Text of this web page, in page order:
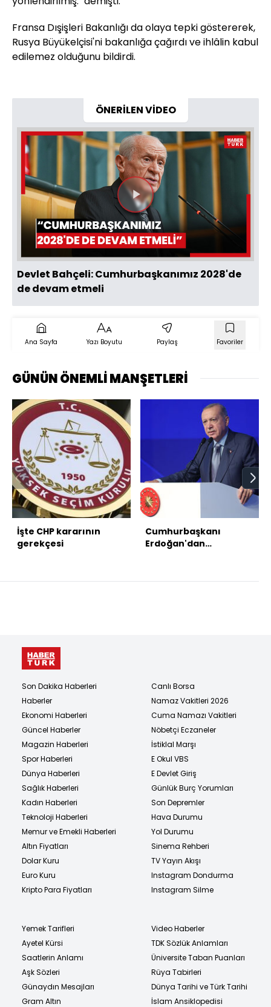
Fransa Dışişleri Bakanlığı da olaya tepki göstererek,
Rusya Büyükelçisi'ni bakanlığa çağırdı ve ihlâlin kabul
edilemez olduğunu bildirdi.
ÖNERİLEN VİDEO
Videoyu
Oynat
Devlet Bahçeli: Cumhurbaşkanımız 2028'de
de devam etmeli
Ana Sayfa Yazı Boyutu Paylaş Favoriler
GÜNÜN ÖNEMLİ MANŞETLERİ
İşte CHP kararının
gerekçesi
Cumhurbaşkanı
Erdoğan'dan
Son Dakika Haberleri
Haberler
Ekonomi Haberleri
Güncel Haberler
Magazin Haberleri
Spor Haberleri
Dünya Haberleri
Sağlık Haberleri
Kadın Haberleri
Teknoloji Haberleri
Memur ve Emekli Haberleri
Altın Fiyatları
Dolar Kuru
Euro Kuru
Kripto Para Fiyatları
Canlı Borsa
Namaz Vakitleri 2026
Cuma Namazı Vakitleri
Nöbetçi Eczaneler
İstiklal Marşı
E Okul VBS
E Devlet Giriş
Günlük Burç Yorumları
Son Depremler
Hava Durumu
Yol Durumu
Sinema Rehberi
TV Yayın Akışı
Instagram Dondurma
Instagram Silme
Yemek Tarifleri
Ayetel Kürsi
Saatlerin Anlamı
Aşk Sözleri
Günaydın Mesajları
Gram Altın
Video Haberler
TDK Sözlük Anlamları
Üniversite Taban Puanları
Rüya Tabirleri
Dünya Tarihi ve Türk Tarihi
İslam Ansiklopedisi